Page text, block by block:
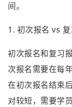
间。
1. 初次报名 vs 复
初次报名和复习
次报名需要在每
在初次报名结束
对较短，需要学